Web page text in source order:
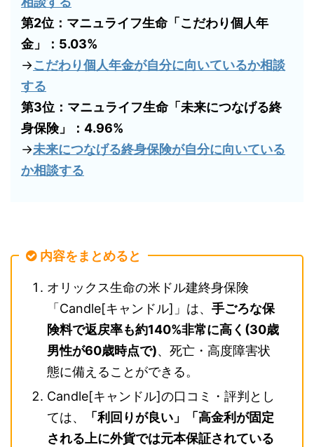
第2位：マニュライフ生命「こだわり個人年
金」：5.03%
→こだわり個人年金が自分に向いているか相談
する
第3位：マニュライフ生命「未来につなげる終
身保険」：4.96%
→未来につなげる終身保険が自分に向いている
か相談する
内容をまとめると
オリックス生命の米ドル建終身保険
「Candle[キャンドル]」は、 手ごろな保
険料で返戻率も約140%非常に高く(30歳
男性が60歳時点で)、死亡・高度障害状
態に備えることができる。
Candle[キャンドル]の口コミ・評判とし
ては、
「利回りが良い」「高金利が固定
される上に外貨では元本保証されている